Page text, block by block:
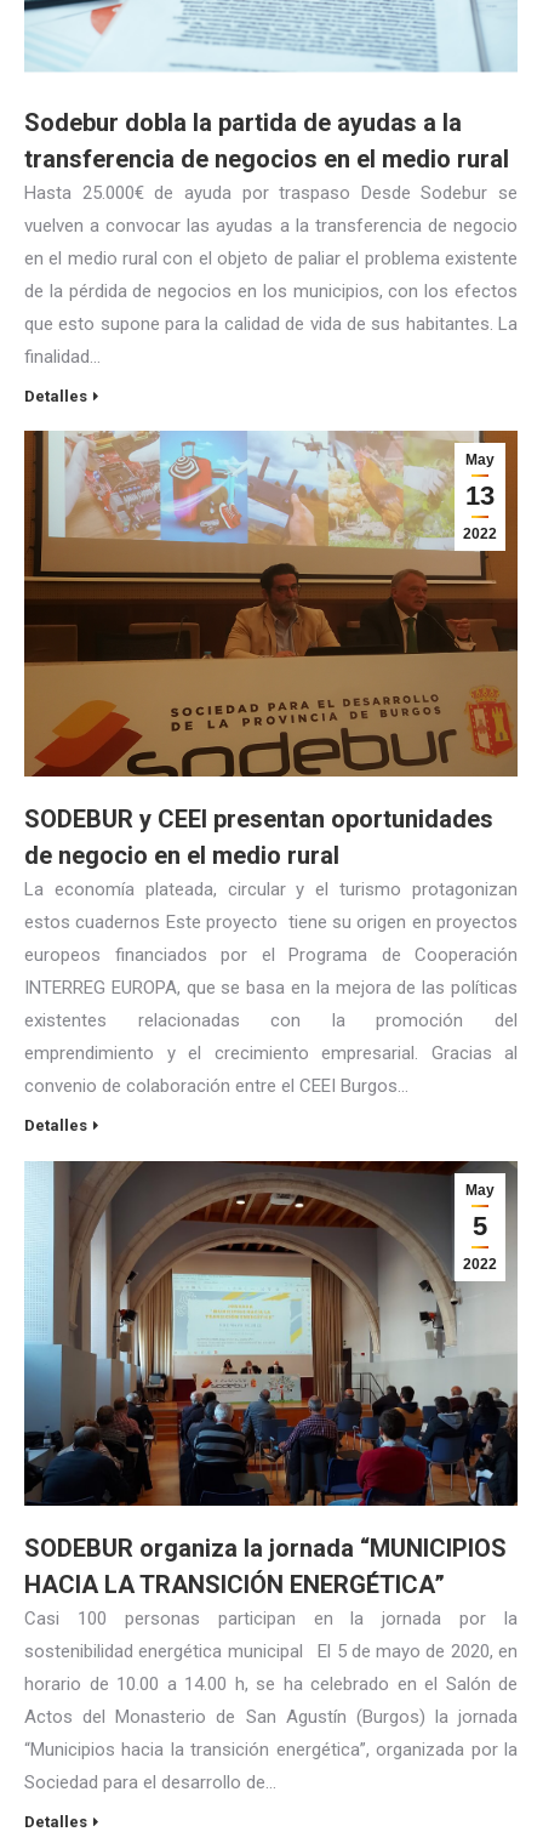
Sodebur dobla la partida de ayudas a la
transferencia de negocios en el medio rural
Hasta 25.000€ de ayuda por traspaso Desde Sodebur se
vuelven a convocar las ayudas a la transferencia de negocio
en el medio rural con el objeto de paliar el problema existente
de la pérdida de negocios en los municipios, con los efectos
que esto supone para la calidad de vida de sus habitantes. La
finalidad…
Detalles
May
13
2022
SODEBUR y CEEI presentan oportunidades
de negocio en el medio rural
La economía plateada, circular y el turismo protagonizan
estos cuadernos Este proyecto tiene su origen en proyectos
europeos financiados por el Programa de Cooperación
INTERREG EUROPA, que se basa en la mejora de las políticas
existentes relacionadas con la promoción del
emprendimiento y el crecimiento empresarial. Gracias al
convenio de colaboración entre el CEEI Burgos…
Detalles
May
5
2022
SODEBUR organiza la jornada “MUNICIPIOS
HACIA LA TRANSICIÓN ENERGÉTICA”
Casi 100 personas participan en la jornada por la
sostenibilidad energética municipal El 5 de mayo de 2020, en
horario de 10.00 a 14.00 h, se ha celebrado en el Salón de
Actos del Monasterio de San Agustín (Burgos) la jornada
“Municipios hacia la transición energética”, organizada por la
Sociedad para el desarrollo de…
Detalles